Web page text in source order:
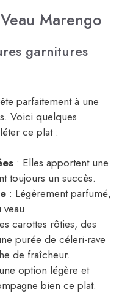
Marengo
garnitures
parfaitement à une
Voici quelques
ce plat :
: Elles apportent une
toujours un succès.
: Légèrement parfumé,
carottes rôties, des
purée de céleri-rave
de fraîcheur.
option légère et
bien ce plat.